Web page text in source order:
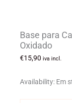
Base para
Oxidado
€15,90 iva incl.
Availability: Em